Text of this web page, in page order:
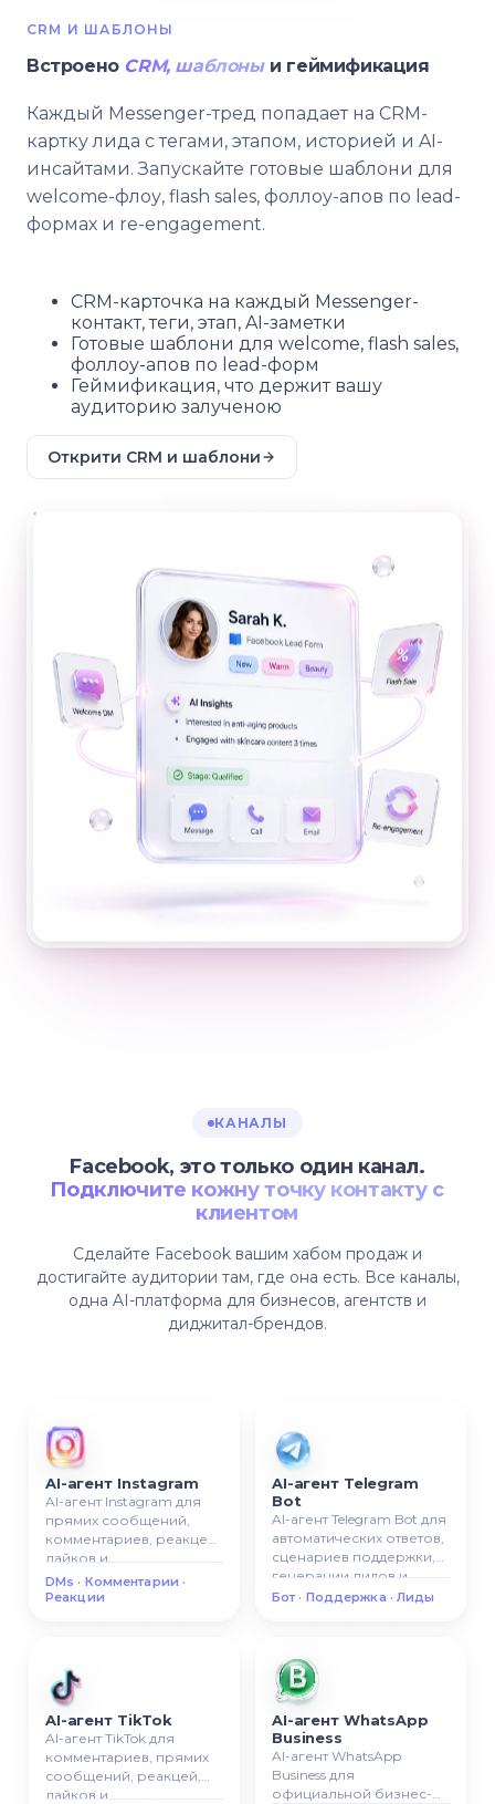
CRM И ШАБЛОНЫ
Встроено CRM, шаблоныи геймификация
Каждый Messenger-тред попадает на CRM-
картку лида с тегами, этапом, историей и AI-
инсайтами. Запускайте готовые шаблони для
welcome-флоу, flash sales, фоллоу-апов по lead-
формах и re-engagement.
CRM-карточка на каждый Messenger-
контакт, теги, этап, AI-заметки
Готовые шаблони для welcome, flash sales,
фоллоу-апов по lead-форм
Геймификация, что держит вашу
аудиторию залученою
Открити CRM и шаблони
КАНАЛЫ
Facebook, это только один канал.
Подключите кожну точку контакту с
клиентом
Сделайте Facebook вашим хабом продаж и
достигайте аудитории там, где она есть. Все каналы,
одна AI-платформа для бизнесов, агентств и
диджитал-брендов.
AI-агент Instagram
AI-агент Instagram для
прямих сообщений,
комментариев, реакцей,
лайков и
автоматизированной
взаемодии с
DMs · Комментарии ·
Реакции
AI-агент Telegram
Bot
AI-агент Telegram Bot для
автоматических ответов,
сценариев поддержки,
генерации лидов и
умной Telegram-
Бот · Поддержка · Лиды
AI-агент TikTok
AI-агент TikTok для
комментариев, прямих
сообщений, реакцей,
лайков и
AI-агент WhatsApp
Business
AI-агент WhatsApp
Business для
официальной бизнес-